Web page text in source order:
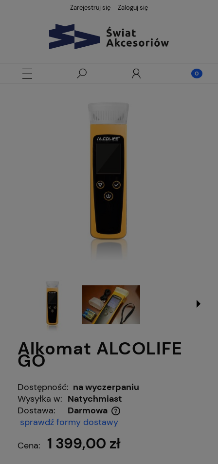
Zarejestruj się Zaloguj się
Alkomat ALCOLIFE
GO
Dostępność: na wyczerpaniu
Wysyłka w: Natychmiast
Dostawa:
Darmowa
Cena nie zawiera ewentualnych kosztów płatności
sprawdź formy dostawy
Cena:
1 399,00 zł